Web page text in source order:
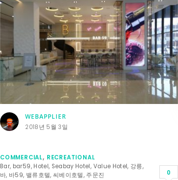
WEBAPPLIER
2018년 5월 3일
COMMERCIAL, RECREATIONAL
Bar, bar59, Hotel, Seabay Hotel, Value Hotel, 강릉,
바, 바59, 밸류호텔, 씨베이호텔, 주문진 0